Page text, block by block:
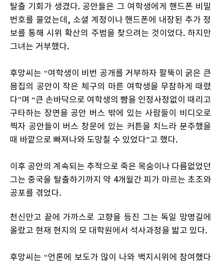
탈출 기회가 생겼다. 공안들은 그 여학생에게 핸드폰 비밀
번호를 물었는데, 소셜 계정이나 핸드폰에 내장된 추가 정
보를 통해 시위 확산의 주범을 찾으려는 것이었다. 하지만
그녀는 거부했다.
후앙씨는 “여학생이 비번 공개를 거부하자 팔뚝이 굵은 큰
몸집의 공안이 작은 체구의 마른 여학생을 무참하게 때렸
다”며 “큰 손바닥으로 여학생의 뺨을 인정사정없이 때리고
구타하는 장면을 공안 버스 밖에 있는 사람들이 비디오로
찍자 공안들이 버스 창문에 있는 커튼을 치느라 분주했을
때 바깥으로 빠져나와 도망칠 수 있었다”고 했다.
이후 공안의 계속되는 추적으로 죽은 목숨이나 다름없었던
그는 중국을 탈출하기까지 약 4개월간 피가 마르는 초조와
공포를 겪었다.
천신만고 끝에 가까스로 고향을 등진 그는 독일 망명길에
올랐고 현재 현지의 모 대학원에서 석사과정을 밟고 있다.
후앙씨는 “언론에 보도가 많이 나와 백지시위에 참여했다